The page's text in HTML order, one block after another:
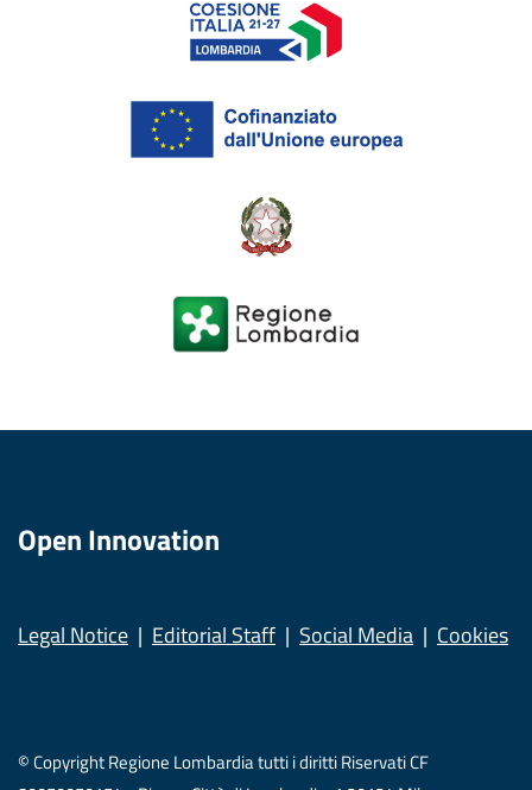
Open Innovation
Legal Notice Editorial Staff Social Media Cookies
© Copyright Regione Lombardia tutti i diritti Riservati CF